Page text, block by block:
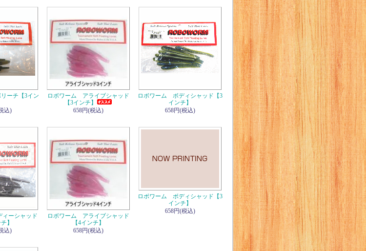
ーチ【3イン
込)
ロボワーム アライブシャッド
【3インチ】
658円(税込)
ロボワーム ボディシャッド【3
インチ】
658円(税込)
ーシャッド
】
込)
ロボワーム アライブシャッド
【4インチ】
658円(税込)
ロボワーム ボディシャッド【3
インチ】
658円(税込)